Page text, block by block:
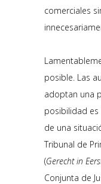
comerciales
posible. Las
adoptan una
posibilidad es
de una
Tribunal de
(Gerecht in
Conjunta de